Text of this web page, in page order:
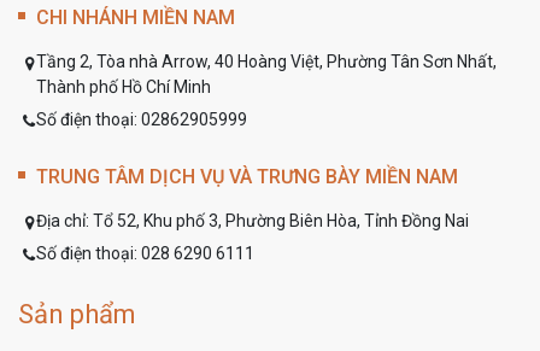
CHI NHÁNH MIỀN NAM
Tầng 2, Tòa nhà Arrow, 40 Hoàng Việt, Phường Tân Sơn Nhất,
Thành phố Hồ Chí Minh
Số điện thoại: 02862905999
TRUNG TÂM DỊCH VỤ VÀ TRƯNG BÀY MIỀN NAM
Địa chỉ: Tổ 52, Khu phố 3, Phường Biên Hòa, Tỉnh Đồng Nai
Số điện thoại: 028 6290 6111
Sản phẩm